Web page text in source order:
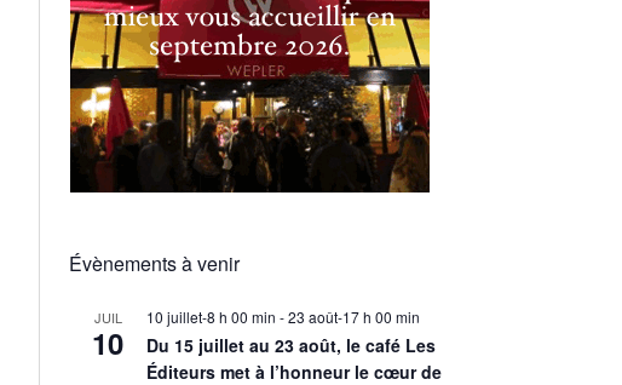
Évènements à venir
JUIL
10
10 juillet-8 h 00 min -23 août-17 h 00 min
Du 15 juillet au 23 août, le café Les
Éditeurs met à l’honneur le cœur de